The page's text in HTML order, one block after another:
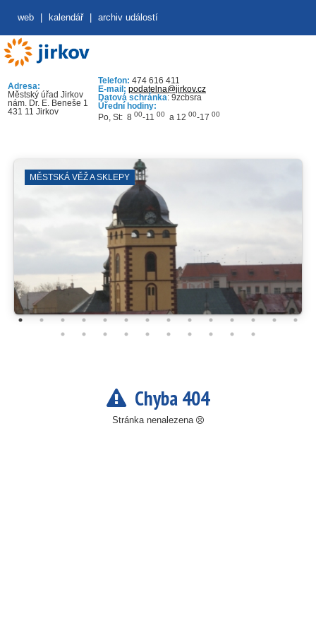
web kalendář archiv událostí
Adresa:
Městský úřad Jirkov
nám. Dr. E. Beneše 1
431 11 Jirkov
Telefon: 474 616 411
E-mail: podatelna@jirkov.cz
Datová schránka: 9zcbsra
Úřední hodiny:
Po, St: 8 00-11 00 a 12 00-17 00
MĚSTSKÁ VĚŽ A SKLEPY
Chyba 404
Stránka nenalezena